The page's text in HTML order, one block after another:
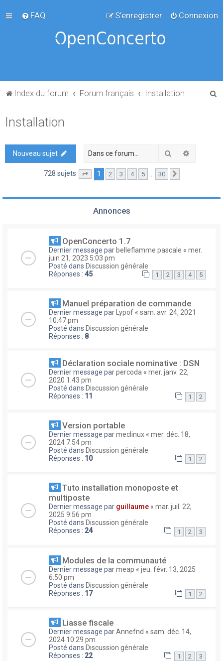
FAQ Connexion
S’enregistrer
Index du forum Forum français Installation
Installation
Nouveau sujet Rechercher
728 sujets Page sur30
1 2 3 4 5 … 30
Annonces
OpenConcerto 1.7
Dernier message par belleflamme pascale « mer.
juin 21, 2023 5:03 pm
Posté dans Discussion générale
Réponses : 45 1 2 3 4 5
Manuel préparation de commande
Dernier message par Lypof « sam. avr. 24, 2021
10:47 pm
Posté dans Discussion générale
Réponses : 8
Déclaration sociale nominative : DSN
Dernier message parpercoda « mer. janv. 22,
2020 1:43 pm
Posté dans Discussion générale
Réponses : 11 1 2
Version portable
Dernier message parmeclinux « mer. déc. 18,
2024 7:54 pm
Posté dans Discussion générale
Réponses : 10 1 2
Tuto installation monoposte et
multiposte
Dernier message par guillaume « mar. juil. 22,
2025 9:56 pm
Posté dans Discussion générale
Réponses : 24 1 2 3
Modules de la communauté
Dernier message parmeap « jeu. févr. 13, 2025
6:50 pm
Posté dans Discussion générale
Réponses : 17 1 2
Liasse fiscale
Dernier message parAnnefnd « sam. déc. 14,
2024 10:29 pm
Posté dans Discussion générale
Réponses : 22 1 2 3